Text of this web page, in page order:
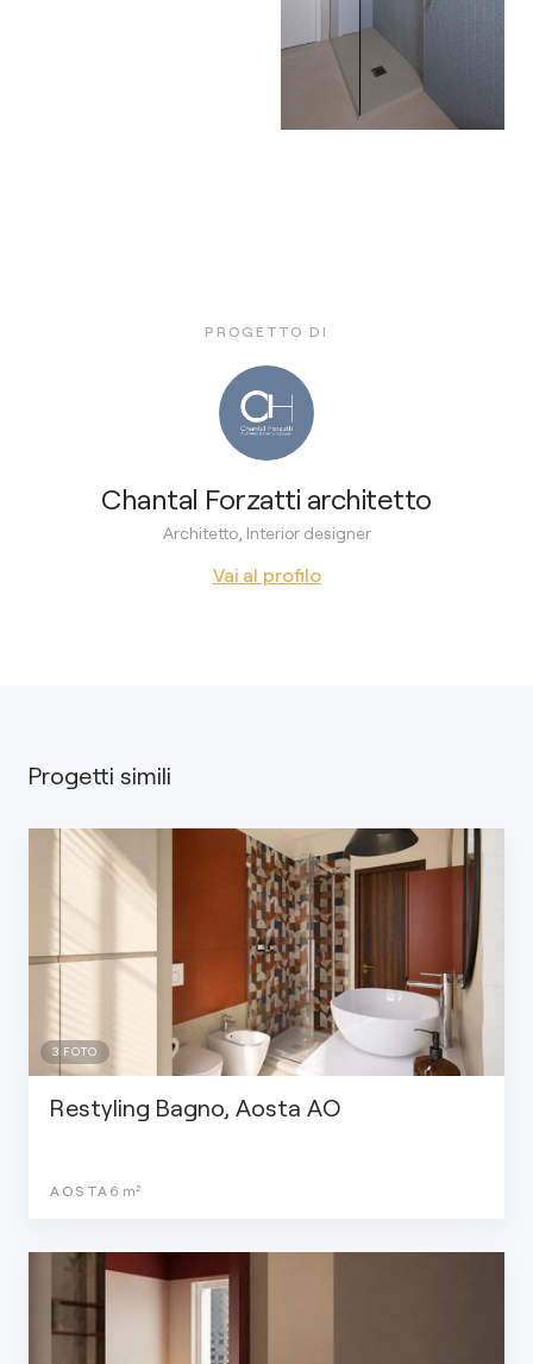
PROGETTO DI
Chantal Forzatti architetto
Architetto, Interior designer
Vai al profilo
Progetti simili
3 FOTO
Restyling Bagno, Aosta AO
AOSTA 6 m²